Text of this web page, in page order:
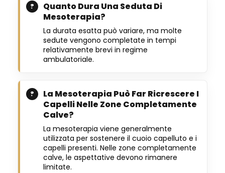
Quanto Dura Una Seduta Di
Mesoterapia?
La durata esatta può variare, ma molte
sedute vengono completate in tempi
relativamente brevi in regime
ambulatoriale.
La Mesoterapia Può Far Ricrescere I
Capelli Nelle Zone Completamente
Calve?
La mesoterapia viene generalmente
utilizzata per sostenere il cuoio capelluto e i
capelli presenti. Nelle zone completamente
calve, le aspettative devono rimanere
limitate.